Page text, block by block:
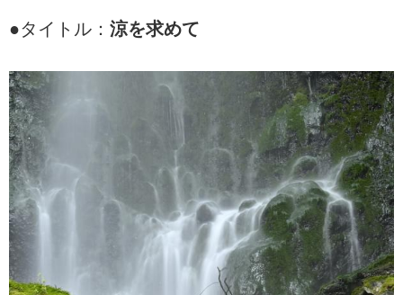
●タイトル： 涼を求めて